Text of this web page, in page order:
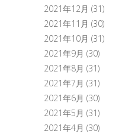
2021年12月 (31)
2021年11月 (30)
2021年10月 (31)
2021年9月 (30)
2021年8月 (31)
2021年7月 (31)
2021年6月 (30)
2021年5月 (31)
2021年4月 (30)